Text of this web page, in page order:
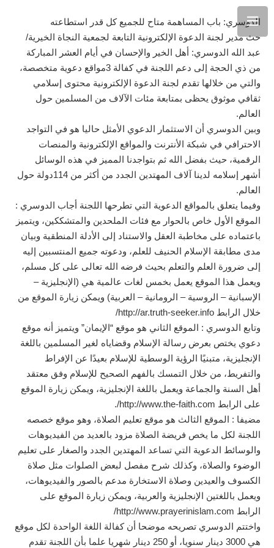
الدوسري: باب المساهمة متاح للجميع كل قدر استطاعته
حث مدير لجنة الدعوة الإلكترونية التابعة لجمعية النجاة الخيرية/
عبد الله الدوسري: أهل الخير والإحسان في أيام العشر المباركة
من ذي الحجة إلى دعم اللجنة في كفالة 3مواقع دعوية متخصصة،
والتي من خلالها تقدم لجنة الدعوة الإلكترونية محتوى إسلامي
ثقافي موثوق يحظى بمتابعة مئات الآلاف من المسلمين حول
العالم.
وبين الدوسري أن الاستثمار الدعوي الأمثل حاليا هو في التواجد
الاحترافي في شبكة الأنترنت والمواقع الإلكترونية والمنصات
الرقمية، حيث بفضل الله ثم بتواجدنا المميز في هذه الوسائل
أشهر إسلامه لدينا آلاف المهتدين الجدد من أكثر من 114دولة حول
العالم.
وفيما يتعلق بالمواقع الدعوية التي تطرحها اللجنة أجاب الدوسري :
الموقع الأول خاص بالحوار مع فئات الملحدين والمتشككين، ويتميز
باعتماده على مخاطبة العقل والاستناد إلى الأدلة المنطقية وبيان
مدى مطابقة الإسلام الحنيف للعلم، ودعوته جميع المنتسبين إليه
إلى ضرورة العلم والتعلم بحيث فرضه الله تعالى على كل مسلم،
ويعمل هذا الموقع يعمل بخمس لغات عالمية هي (الإنجليزية –
الإسبانية – الروسية – الرومانية – العربية) ويمكن زيارة الموقع من
خلال الرابط http://ar.truth-seeker.info/
وتابع الدوسري : الموقع الثاني هو موقع “الإيمان” ويتميز أنه موقع
دعوي يختص بعرض رسالة الإسلام وقضاياه لغير المسلمين باللغة
الإنجليزية، متبنيًا الرؤية الوسطية للإسلام بعيدًا عن الإفراط
والتفريط، من خلال التمسك بالفهم الصحيح للإسلام وفق معتقد
أهل السنة والجماعة ويعمل باللغة الإنجليزية، ويمكن زيارة الموقع
على الرابط http://www.the-faith.com/.
مضيفا : الموقع الثالث هو موقع تعليم الصلاة، وهو موقع خصصه
اللجنة لكل ما يخص فريضة الصلاة مزود بالعديد من الفيديوهات
والوسائط الدعوية التي تساعد المهتدين الجدد والصغار على تعليم
الوضوء والصلاة، وكذلك شرح مفصل لبعض الصلوات مثل صلاة
الكسوف والعيدين وصلاة الاستخارة مدعم بالصور والفيديوهات،
ويعمل باللغتين الإنجليزية والعربية، ويمكن زيارة الموقع على
الرابط http://www.prayerinislam.com/
واختتم الدوسري تصريحه موضحا أن كفالة اللغة الواحدة لكل موقع
هي 3000 دينار سنويا، أو 250 دينار شهريا علما بأن اللجنة تقدم